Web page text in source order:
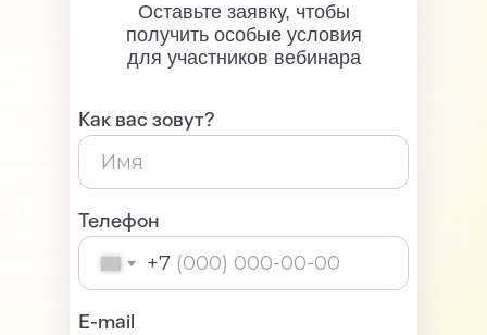
Как вас зовут?
Телефон
+7
E-mail
Оставьте заявку, чтобы
получить особые условия
для участников вебинара